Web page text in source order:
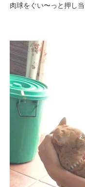
肉球をぐい〜っと押し